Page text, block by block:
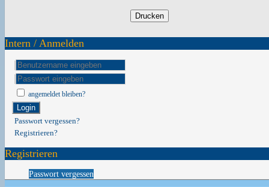
Intern / Anmelden
angemeldet bleiben?
Login
Passwort vergessen?
Registrieren?
Registrieren
Passwort vergessen